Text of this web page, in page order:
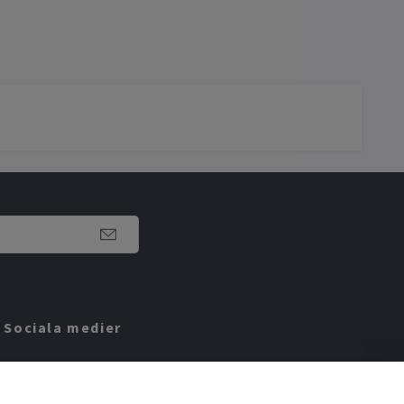
Sociala medier